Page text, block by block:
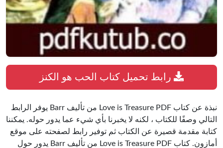
نبذة عن كتاب Love is Treasure PDF من تأليف Barr يوفر الرابط
التالي وصفًا للكتاب ، لكنه لا يخبرنا بأي شيء عما يدور حوله. يمكننا
كتابة مقدمة قصيرة عن الكتاب ثم توفير رابط لصفحته على موقع
أمازون. كتاب Love is Treasure PDF من تأليف Barr يدور حول